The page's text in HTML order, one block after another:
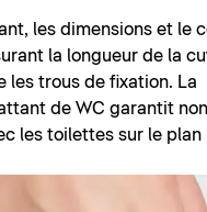
les dimensions et le
la longueur de la
les trous de fixation. La
de WC garantit non
les toilettes sur le plan